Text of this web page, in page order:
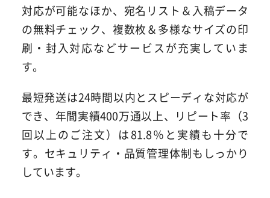
対応が可能なほか、宛名リスト＆入稿データ
の無料チェック、複数枚＆多様なサイズの印
刷・封入対応などサービスが充実していま
す。
最短発送は24時間以内とスピーディな対応が
でき、年間実績400万通以上、リピート率（3
回以上のご注文）は81.8％と実績も十分で
す。セキュリティ・品質管理体制もしっかり
しています。